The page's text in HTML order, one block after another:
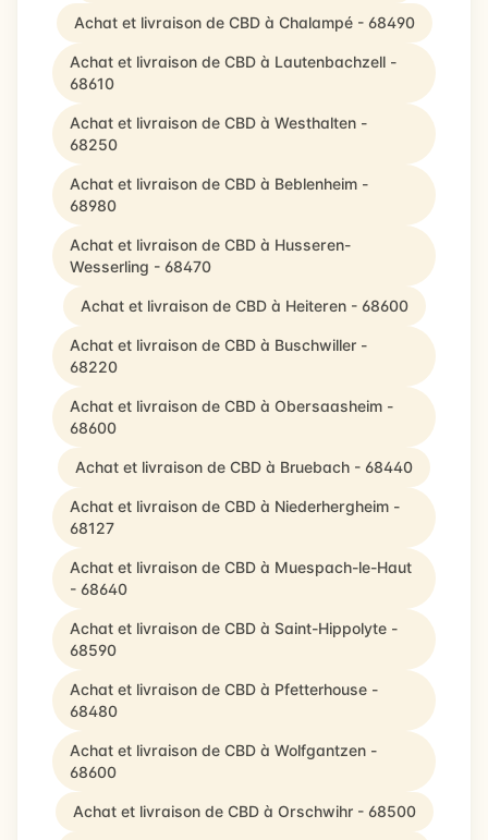
Achat et livraison de CBD à Chalampé - 68490
Achat et livraison de CBD à Lautenbachzell -
68610
Achat et livraison de CBD à Westhalten -
68250
Achat et livraison de CBD à Beblenheim -
68980
Achat et livraison de CBD à Husseren-
Wesserling - 68470
Achat et livraison de CBD à Heiteren - 68600
Achat et livraison de CBD à Buschwiller -
68220
Achat et livraison de CBD à Obersaasheim -
68600
Achat et livraison de CBD à Bruebach - 68440
Achat et livraison de CBD à Niederhergheim -
68127
Achat et livraison de CBD à Muespach-le-Haut
- 68640
Achat et livraison de CBD à Saint-Hippolyte -
68590
Achat et livraison de CBD à Pfetterhouse -
68480
Achat et livraison de CBD à Wolfgantzen -
68600
Achat et livraison de CBD à Orschwihr - 68500